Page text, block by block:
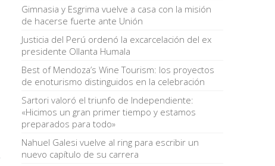
Gimnasia y Esgrima vuelve a casa con la misión
de hacerse fuerte ante Unión
Justicia del Perú ordenó la excarcelación del ex
presidente Ollanta Humala
Best of Mendoza’s Wine Tourism: los proyectos
de enoturismo distinguidos en la celebración
Sartori valoró el triunfo de Independiente:
«Hicimos un gran primer tiempo y estamos
preparados para todo»
Nahuel Galesi vuelve al ring para escribir un
nuevo capítulo de su carrera